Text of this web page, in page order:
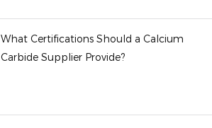
What Certifications Should a Calcium
Carbide Supplier Provide?